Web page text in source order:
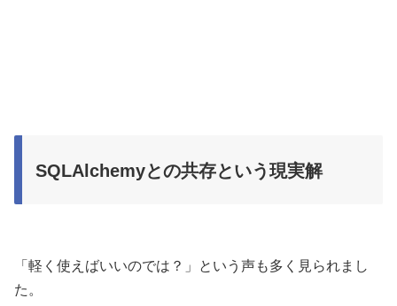
SQLAlchemyとの共存という現実解
「軽く使えばいいのでは？」という声も多く見られまし
た。